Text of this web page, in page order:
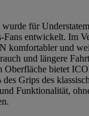
für
Fans entwickelt. Im
komfortabler und
und längere
Oberfläche bietet
Grips des
Funktionalität,